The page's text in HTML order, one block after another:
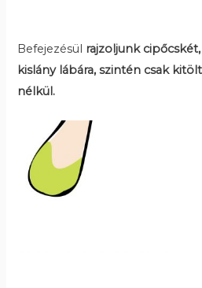
Befejezésül rajzoljunk
kislány lábára, szintén csak
nélkül.